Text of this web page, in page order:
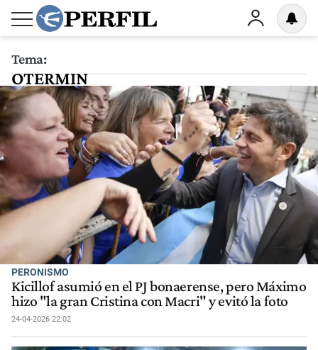
Tema:
OTERMIN
PERONISMO
Kicillof asumió en el PJ bonaerense, pero Máximo
hizo "la gran Cristina con Macri" y evitó la foto
24-04-2026 22:02